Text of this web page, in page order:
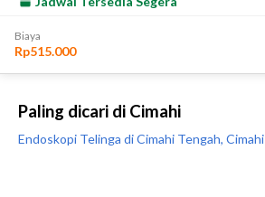
Paling dicari di Cimahi
Endoskopi Telinga di Cimahi Tengah, Cimahi